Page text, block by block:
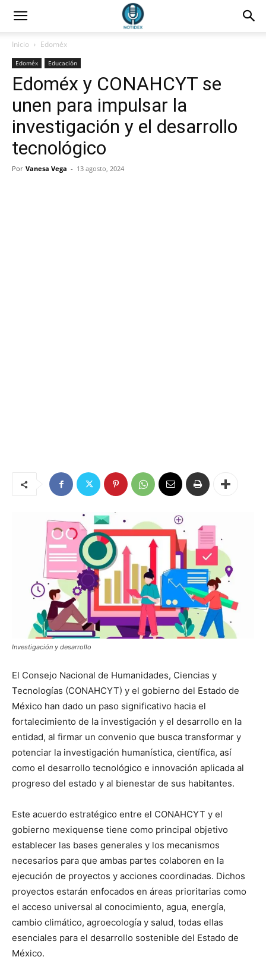
Inicio Edoméx
Edoméx Educación
Edoméx y CONAHCYT se
unen para impulsar la
investigación y el desarrollo
tecnológico
Por Vanesa Vega - 13 agosto, 2024
Investigación y desarrollo
El Consejo Nacional de Humanidades, Ciencias y
Tecnologías (CONAHCYT) y el gobierno del Estado de
México han dado un paso significativo hacia el
fortalecimiento de la investigación y el desarrollo en la
entidad, al firmar un convenio que busca transformar y
potenciar la investigación humanística, científica, así
como el desarrollo tecnológico e innovación aplicada al
progreso del estado y al bienestar de sus habitantes.
Este acuerdo estratégico entre el CONAHCYT y el
gobierno mexiquense tiene como principal objetivo
establecer las bases generales y los mecanismos
necesarios para que ambas partes colaboren en la
ejecución de proyectos y acciones coordinadas. Dichos
proyectos estarán enfocados en áreas prioritarias como
el acceso universal al conocimiento, agua, energía,
cambio climático, agroecología y salud, todas ellas
esenciales para el desarrollo sostenible del Estado de
México.